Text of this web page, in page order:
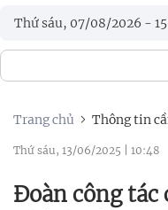
Thứ sáu, 07/08/2026 - 15
thôn, Tổ trưởng Tổ
đổi mới sáng tạo và
Trang chủ Thông tin
Thứ sáu, 13/06/2025 10:48
Đoàn công tác